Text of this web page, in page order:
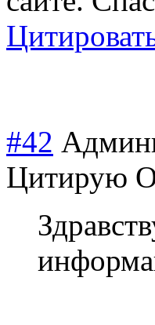
#42
Цитирую